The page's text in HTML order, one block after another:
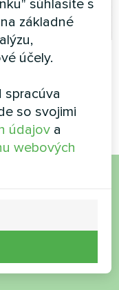
Chata
tepelné čerpadlo Artic
Smart series
súhlasíte s
základné
účely.
so svojimi
údajov a
webových